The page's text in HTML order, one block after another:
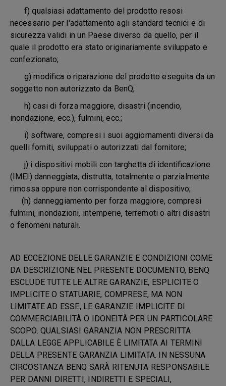
f) qualsiasi adattamento del prodotto resosi
necessario per l'adattamento agli standard tecnici e di
sicurezza validi in un Paese diverso da quello, per il
quale il prodotto era stato originariamente sviluppato e
confezionato;
g) modifica o riparazione del prodotto eseguita da un
soggetto non autorizzato da BenQ;
h) casi di forza maggiore, disastri (incendio,
inondazione, ecc.), fulmini, ecc.;
i) software, compresi i suoi aggiornamenti diversi da
quelli forniti, sviluppati o autorizzati dal fornitore;
j) i dispositivi mobili con targhetta di identificazione
(IMEI) danneggiata, distrutta, totalmente o parzialmente
rimossa oppure non corrispondente al dispositivo;
(h) danneggiamento per forza maggiore, compresi
fulmini, inondazioni, intemperie, terremoti o altri disastri
o fenomeni naturali.
AD ECCEZIONE DELLE GARANZIE E CONDIZIONI COME
DA DESCRIZIONE NEL PRESENTE DOCUMENTO, BENQ
ESCLUDE TUTTE LE ALTRE GARANZIE, ESPLICITE O
IMPLICITE O STATUARIE, COMPRESE, MA NON
LIMITATE AD ESSE, LE GARANZIE IMPLICITE DI
COMMERCIABILITÀ O IDONEITÀ PER UN PARTICOLARE
SCOPO. QUALSIASI GARANZIA NON PRESCRITTA
DALLA LEGGE APPLICABILE È LIMITATA AI TERMINI
DELLA PRESENTE GARANZIA LIMITATA. IN NESSUNA
CIRCOSTANZA BENQ SARÀ RITENUTA RESPONSABILE
PER DANNI DIRETTI, INDIRETTI E SPECIALI,